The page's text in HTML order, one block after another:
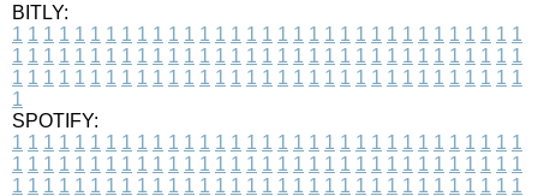
BITLY:
1 1 1 1 1 1 1 1 1 1 1 1 1 1 1 1 1 1 1 1 1 1 1 1 1 1 1 1 1 1 1 1 1
1 1 1 1 1 1 1 1 1 1 1 1 1 1 1 1 1 1 1 1 1 1 1 1 1 1 1 1 1 1 1 1 1
1 1 1 1 1 1 1 1 1 1 1 1 1 1 1 1 1 1 1 1 1 1 1 1 1 1 1 1 1 1 1 1 1
1
SPOTIFY:
1 1 1 1 1 1 1 1 1 1 1 1 1 1 1 1 1 1 1 1 1 1 1 1 1 1 1 1 1 1 1 1 1
1 1 1 1 1 1 1 1 1 1 1 1 1 1 1 1 1 1 1 1 1 1 1 1 1 1 1 1 1 1 1 1 1
1 1 1 1 1 1 1 1 1 1 1 1 1 1 1 1 1 1 1 1 1 1 1 1 1 1 1 1 1 1 1 1 1